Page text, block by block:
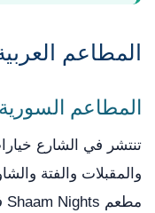
المطاعم
المطاعم السورية
تنتشر في الشارع
والمقبلات والفتة